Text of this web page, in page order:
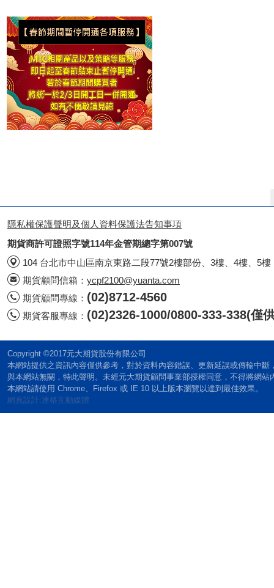
隱私權保護聲明及個人資料保護法告知事項
期貨商許可證照字號114年金管期總字第007號
104 台北市中山區南京東路二段77號2樓部份、3樓、4樓、5樓
期貨顧問信箱： ycpf2100@yuanta.com
期貨顧問專線： (02)8712-4560
期貨客服專線： (02)2326-1000/0800-333-338(僅
Copyright ©2017元大期貨股份有限公司
本網站提供之資訊內容僅供參考，對於資料內容錯誤、更新延誤或傳輸中
與本網站無關，特此聲明。未經元大期貨顧問事業部授權同意，不得將網站
本網站請使用 Chrome、Firefox 或 IE 10 以上版本瀏覽以達到最佳效果。
網頁設計:達格互動媒體